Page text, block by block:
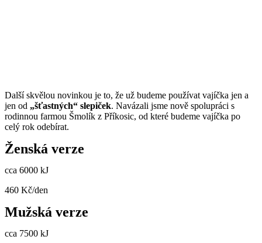
Další skvělou novinkou je to, že už budeme používat vajíčka jen a
jen od „šťastných“ slepiček. Navázali jsme nově spolupráci s
rodinnou farmou Šmolík z Příkosic, od které budeme vajíčka po
celý rok odebírat.
Ženská verze
cca 6000 kJ
460 Kč/den
Mužská verze
cca 7500 kJ